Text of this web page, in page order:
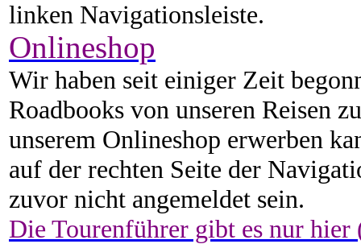
linken Navigationsleiste.
Onlineshop
Wir haben seit einiger Zeit
Roadbooks von unseren Reisen
unserem Onlineshop erwerben
auf der rechten Seite der
zuvor nicht angemeldet sein.
Die Tourenführer gibt es nur